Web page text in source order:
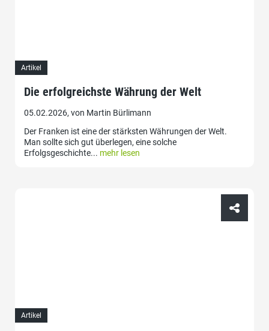
Artikel
Die erfolgreichste Währung der Welt
05.02.2026, von Martin Bürlimann
Der Franken ist eine der stärksten Währungen der Welt.
Man sollte sich gut überlegen, eine solche
Erfolgsgeschichte... mehr lesen
Artikel